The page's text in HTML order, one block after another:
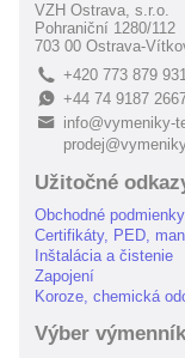
VZH Ostrava, s.r.o.
Pohraniční 1280/112
703 00 Ostrava-
L +420 773 879 931
E+44 74 9187
B
info@vymeniky-
Užitočné
Obchodné podmienky
Certifikáty, PED,
Inštalácia a čistenie
Zapojení
Koroze, chemická
Výber